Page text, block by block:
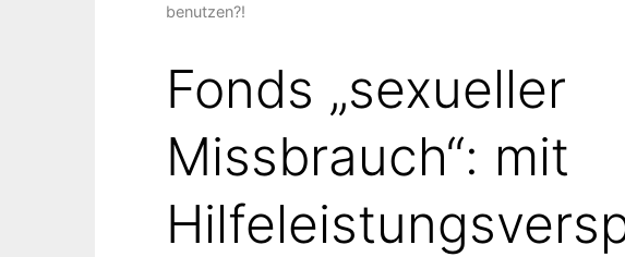
benutzen?!
Fonds „sexueller
Missbrauch“: mit